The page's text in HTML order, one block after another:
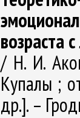
возраста
/ Н. И.
Купалы ;
др.]. –